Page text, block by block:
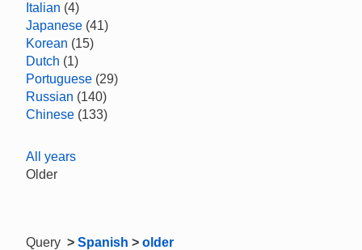
Italian (4)
Japanese (41)
Korean (15)
Dutch (1)
Portuguese (29)
Russian (140)
Chinese (133)
All years
Older
Query > Spanish > older